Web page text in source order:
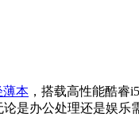
薄本 ，搭载高性能酷睿
是办公处理还是娱乐